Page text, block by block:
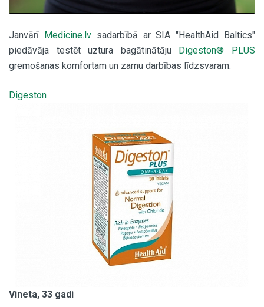
Janvārī Medicine.lvsadarbībā ar SIA "HealthAid Baltics"
piedāvāja testēt uztura bagātinātāju Digeston® PLUS
gremošanas komfortam un zarnu darbības līdzsvaram.
Digeston
Vineta, 33 gadi